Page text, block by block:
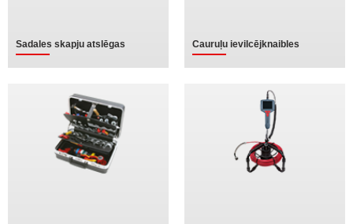
Sadales skapju atslēgas Cauruļu ievilcējknaibles